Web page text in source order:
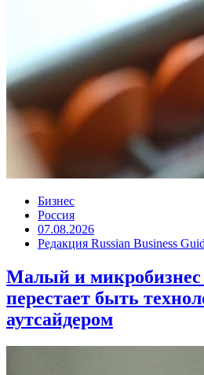
Бизнес
Россия
07.08.2026
Редакция Russian Business
Малый и микробизнес
перестает быть
аутсайдером